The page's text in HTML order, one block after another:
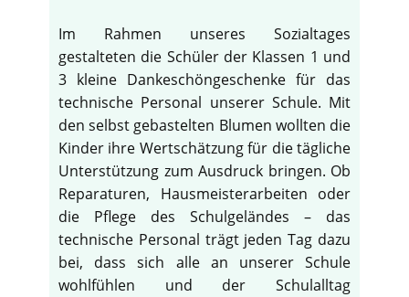
Im Rahmen unseres Sozialtages
gestalteten die Schüler der Klassen 1 und
3 kleine Dankeschöngeschenke für das
technische Personal unserer Schule. Mit
den selbst gebastelten Blumen wollten die
Kinder ihre Wertschätzung für die tägliche
Unterstützung zum Ausdruck bringen. Ob
Reparaturen, Hausmeisterarbeiten oder
die Pflege des Schulgeländes – das
technische Personal trägt jeden Tag dazu
bei, dass sich alle an unserer Schule
wohlfühlen und der Schulalltag